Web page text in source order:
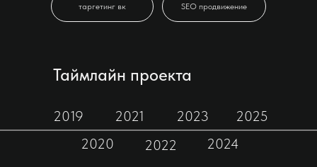
SEO продвижение
таргетинг вк
2023
2025
2024
2021
2022
2020
2019
Таймлайн проекта